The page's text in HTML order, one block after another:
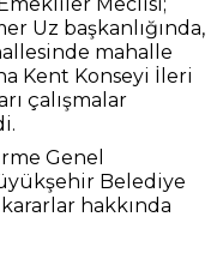
Meclisi;
Uz başkanlığında,
mahalle
Kent Konseyi İleri
çalışmalar
Genel
Belediye
hakkında